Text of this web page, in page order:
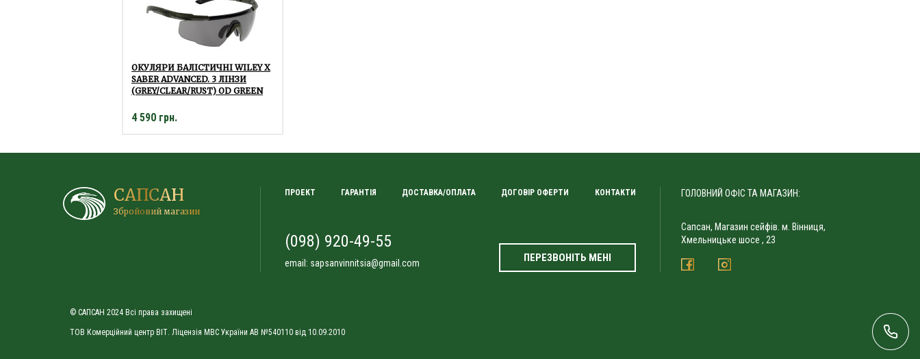
ОКУЛЯРИ БАЛІСТИЧНІ WILEY X
SABER ADVANCED. 3 ЛІНЗИ
(GREY/CLEAR/RUST) OD GREEN
4 590 грн.
САПСАН
Збройовий магазин
ПРОЕКТ ГАРАНТІЯ ДОСТАВКА/ОПЛАТА ДОГОВІР ОФЕРТИ КОНТАКТИ
(098) 920-49-55
email: sapsanvinnitsia@gmail.com ПЕРЕЗВОНІТЬ МЕНІ
ГОЛОВНИЙ ОФІС ТА МАГАЗИН:
Сапсан, Магазин сейфів. м. Вінниця,
Хмельницьке шосе , 23
© САПСАН 2024 Всі права захищені
ТОВ Комерційний центр ВІТ. Ліцензія МВС України АВ №540110 від 10.09.2010